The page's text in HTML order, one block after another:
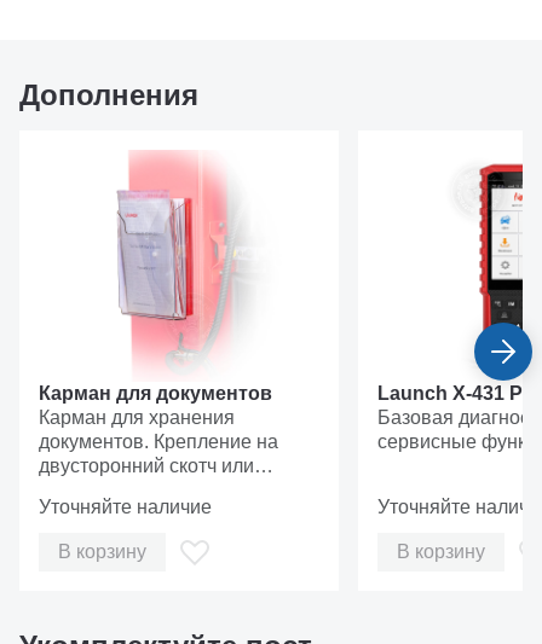
Надежные подхваты специального
Полностью выдвинутые подхваты под
максимальной нагрузкой не провисают
Подхваты имеют специальную форму для удобной
отрегулировать подхваты под любой автомобиль
Дополнения
Карман для документов
Карман для хранения
документов. Крепление на
двусторонний скотч или
Уточняйте наличие
В корзину
Launch X-431
Базовая
сервисные
Уточняйте
В корзину